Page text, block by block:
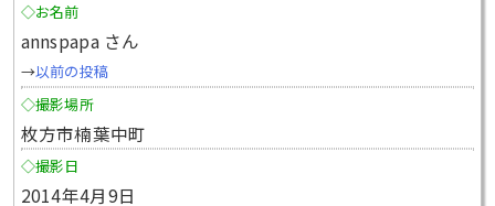
◇お名前
annspapa さん
→以前の投稿
◇撮影場所
枚方市楠葉中町
◇撮影日
2014年4月9日